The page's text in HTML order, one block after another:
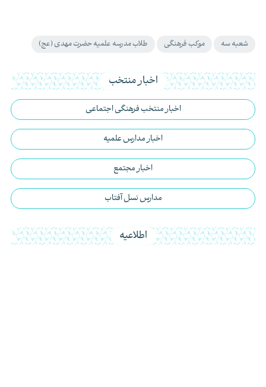
شعبه سه موکب فرهنگی طلاب مدرسه علمیه حضرت مهدی (عج)
اخبار منتخب
اخبار منتخب فرهنگی اجتماعی
اخبار مدارس علمیه
اخبار مجتمع
مدارس نسل آفتاب
اطلاعیه